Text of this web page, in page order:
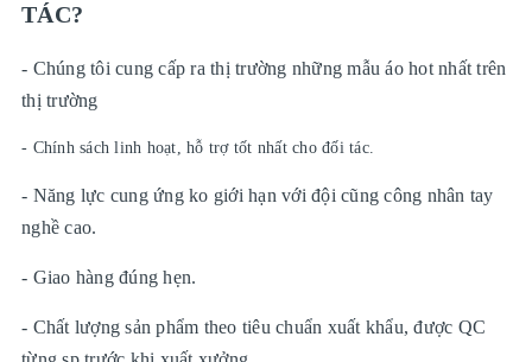
TÁC?
- Chúng tôi cung cấp ra thị trường những mẫu áo hot nhất trên
thị trường
- Chính sách linh hoạt, hỗ trợ tốt nhất cho đối tác.
- Năng lực cung ứng ko giới hạn với đội cũng công nhân tay
nghề cao.
- Giao hàng đúng hẹn.
- Chất lượng sản phẩm theo tiêu chuẩn xuất khẩu, được QC